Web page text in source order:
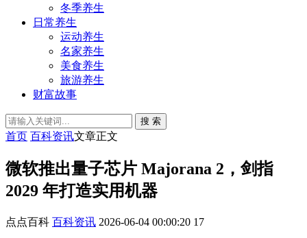
冬季养生
日常养生
运动养生
名家养生
美食养生
旅游养生
财富故事
搜 索
首页 百科资讯文章正文
微软推出量子芯片 Majorana 2，剑指
2029 年打造实用机器
点点百科 百科资讯 2026-06-04 00:00:20 17